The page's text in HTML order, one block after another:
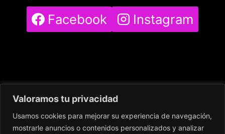
Valoramos tu privacidad
Usamos cookies para mejorar su experiencia de navegación,
mostrarle anuncios o contenidos personalizados y analizar
Facebook Instagram
Home Servicios
Nuestro Centro
Contacto
Blog Política de cookies